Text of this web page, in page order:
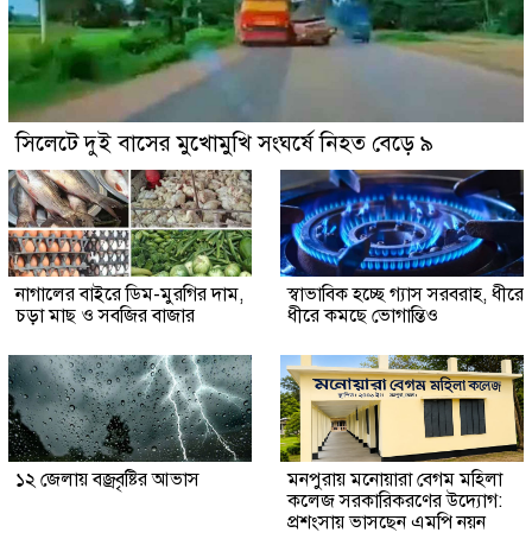
সিলেটে দুই বাসের মুখোমুখি সংঘর্ষে নিহত বেড়ে ৯
নাগালের বাইরে ডিম-মুরগির দাম,
চড়া মাছ ও সবজির বাজার
স্বাভাবিক হচ্ছে গ্যাস সরবরাহ, ধীরে
ধীরে কমছে ভোগান্তিও
১২ জেলায় বজ্রবৃষ্টির আভাস
মনপুরায় মনোয়ারা বেগম মহিলা
কলেজ সরকারিকরণের উদ্যোগ:
প্রশংসায় ভাসছেন এমপি নয়ন